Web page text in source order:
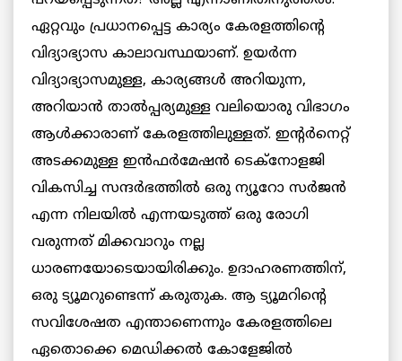
ഏറ്റവും പ്രധാനപ്പെട്ട കാര്യം കേരളത്തിന്റെ
വിദ്യാഭ്യാസ കാലാവസ്ഥയാണ്. ഉയര്‍ന്ന
വിദ്യാഭ്യാസമുള്ള, കാര്യങ്ങള്‍ അറിയുന്ന,
അറിയാന്‍ താല്‍പ്പര്യമുള്ള വലിയൊരു വിഭാഗം
ആള്‍ക്കാരാണ് കേരളത്തിലുള്ളത്. ഇന്റര്‍നെറ്റ്
അടക്കമുള്ള ഇന്‍ഫര്‍മേഷന്‍ ടെക്നോളജി
വികസിച്ച സന്ദര്‍ഭത്തില്‍ ഒരു ന്യൂറോ സര്‍ജന്‍
എന്ന നിലയില്‍ എന്നയടുത്ത് ഒരു രോഗി
വരുന്നത് മിക്കവാറും നല്ല
ധാരണയോടെയായിരിക്കും. ഉദാഹരണത്തിന്,
ഒരു ട്യൂമറുണ്ടെന്ന് കരുതുക. ആ ട്യൂമറിന്റെ
സവിശേഷത എന്താണെന്നും കേരളത്തിലെ
ഏതൊക്കെ മെഡിക്കല്‍ കോളേജില്‍